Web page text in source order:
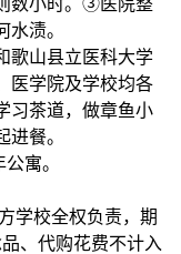
渍。
歌山县立医科大学
医学院及学校均各
习茶道，做章鱼小
餐。
寓。
学校全权负责，期
、代购花费不计入